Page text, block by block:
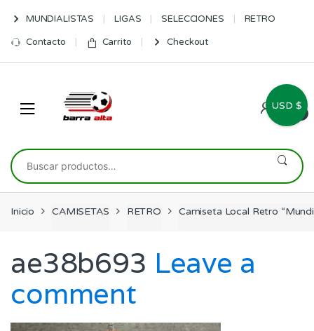
navigation
content
MUNDIALISTAS LIGAS SELECCIONES RETRO
Contacto Carrito Checkout
0
Buscar
por:
Inicio CAMISETAS RETRO Camiseta Local Retro
ae38b693 Leave a
comment
USD $